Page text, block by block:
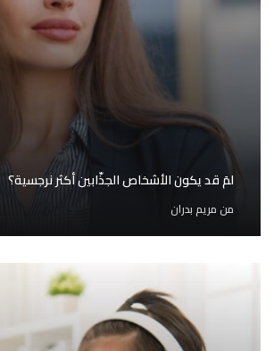
لمَ قد يكون الأشخاص الجذّابين أكثر نرجسية؟
من مريم بدران